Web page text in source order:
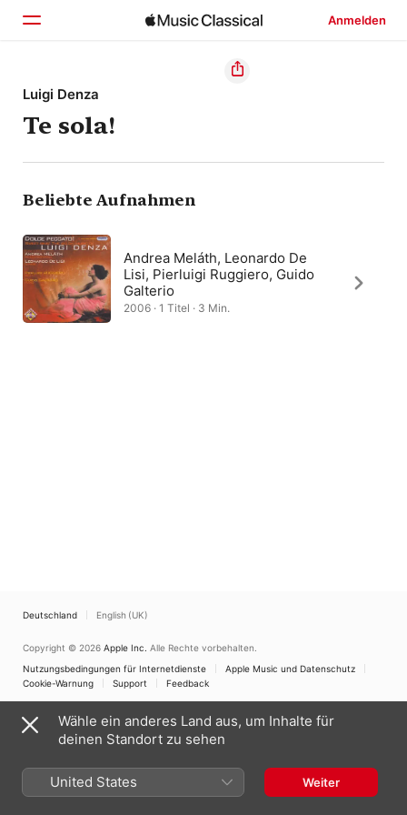
Anmelden
Startseite
Entdecken
Suchen
Luigi Denza
Te sola!
Beliebte Aufnahmen
Andrea Meláth, Leonardo De
Lisi, Pierluigi Ruggiero, Guido
Galterio
2006 · 1 Titel · 3 Min.
Deutschland English (UK)
Copyright © 2026 Apple Inc. Alle Rechte vorbehalten.
Nutzungsbedingungen für Internetdienste
Apple Music und Datenschutz
Cookie-Warnung
Support Feedback
Wähle ein anderes Land aus, um Inhalte für
deinen Standort zu sehen
United States Weiter